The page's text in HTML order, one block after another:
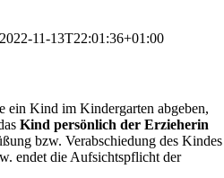
2022-11-13T22:01:36+01:00
ein Kind im Kindergarten abgeben,
Kind persönlich der Erzieherin
bzw. Verabschiedung des Kindes
endet die Aufsichtspflicht der